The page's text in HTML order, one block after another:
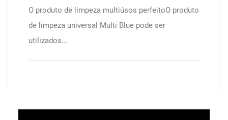
O produto de limpeza multiúsos perfeitoO produto
de limpeza universal Multi Blue pode ser
utilizados...